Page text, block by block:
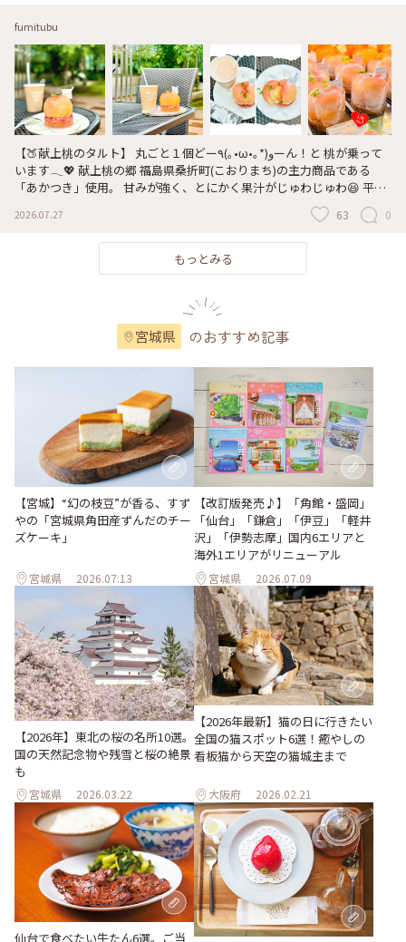
fumitubu
【🍑献上桃のタルト】 丸ごと１個どー٩(｡•ω•｡*)وーん！と 桃が乗って
います𓂃💖 献上桃の郷 福島県桑折町(こおりまち)の主力商品である
「あかつき」使用。 甘みが強く、とにかく果汁がじゅわじゅわ😆 平成
6年から連続で皇室に献上されている 最高級品の桃です🍑🎀 * エスパル
仙台のカズノリイケダさんでテイクアウトして スカイガーデンまで徒
歩1分なんだけど 飲めそうなほど 果汁が溢れていました꒦꒷🍑꒦꒷⸝⸝⸝ 桃の
後ろからぴょこんと出ているストロー 飲むためかと思ったら 滑り落ち
ないように止めてあるだけでした🤭 南町通店とメゾンシーラカンスで
かったです😋 ご褒美スイーツにおすすめ👍 * 東北は梅雨明けもまだ ず
ーっとお天気が優れず、なんと肌寒い笑 今日のスカイガーデンは空い
ていて テーブル席に着けました！ 写真5枚目の左側 クリニックの上が 5
のジュースをテイクアウト🍹 偶然 こちらも「あかつき」でした🍑 * #こ
とりっぷ仙台 #仙台 #青空カフェ #カズノリイケダ #カズノリイケダエ
スパル仙台店 #kazunoriikedaindividuel #kazunoriikedaエスパル仙台店
#カズノリイケダアンディヴィデュエル #フランス菓子 #スカイガーデ
ン #エスパル仙台 #仙台のケーキ屋さん #幸せおやつ #桃スイーツ狩り #
ピーチ #桃 #タルトペッシュ #献上桃 #あかつき #携帯写真 #fumitubu #
ふみつぶ〜ぬ #桃ジュース
2026.07.27 63 0
もっとみる
宮城県 のおすすめ記事
【宮城】“幻の枝豆”が香る、すず
やの「宮城県角田産ずんだのチー
ズケーキ」
宮城県 2026.07.13
【改訂版発売♪】「角館・盛岡」
「仙台」「鎌倉」「伊豆」「軽井
沢」「伊勢志摩」国内6エリアと
海外1エリアがリニューアル
宮城県 2026.07.09
【2026年】東北の桜の名所10選。
国の天然記念物や残雪と桜の絶景
も
宮城県 2026.03.22
【2026年最新】猫の日に行きたい
全国の猫スポット6選！癒やしの
看板猫から天空の猫城主まで
大阪府 2026.02.21
仙台で食べたい牛たん6選。ご当